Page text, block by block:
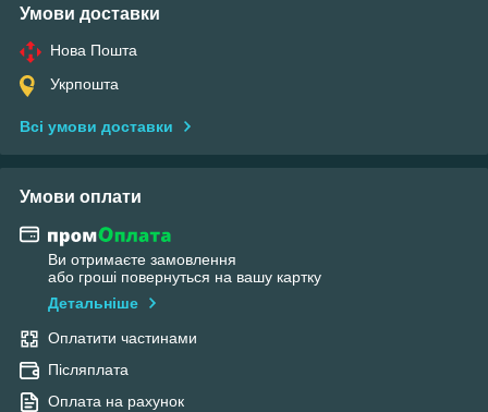
Умови доставки
Нова Пошта
Укрпошта
Всі умови доставки
Умови оплати
Ви отримаєте замовлення
або гроші повернуться на вашу картку
Детальніше
Оплатити частинами
Післяплата
Оплата на рахунок